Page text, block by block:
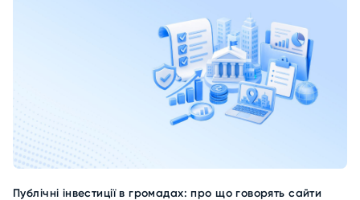
Публічні інвестиції в громадах: про що говорять сайти